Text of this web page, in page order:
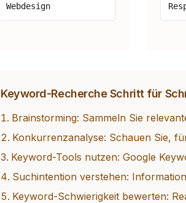
Webdesign
Keyword-Recherche Schritt für
Brainstorming: Sammeln Sie
Konkurrenzanalyse: Schauen Sie,
Keyword-Tools nutzen: Google
Suchintention verstehen:
Keyword-Schwierigkeit bewerten: